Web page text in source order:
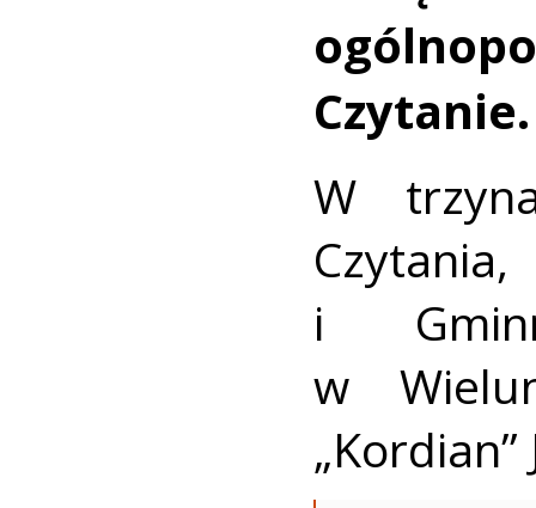
Czytanie.
W
i
w